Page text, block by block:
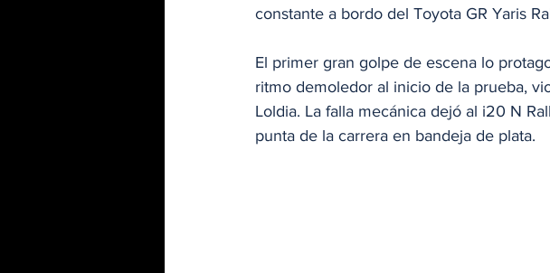
constante a bordo del Toyota GR Yaris
El primer gran golpe de escena lo
ritmo demoledor al inicio de la prueba,
Loldia. La falla mecánica dejó al i20 N
punta de la carrera en bandeja de plata.